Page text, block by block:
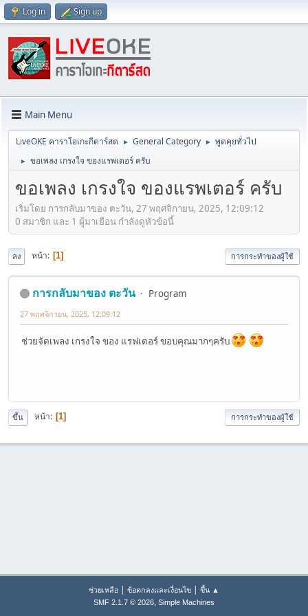
Log in Sign up
Main Menu
LiveOKE คาราโอเกะกีตาร์สด ► General Category ► พูดคุยทั่วไป
► ขอเพลง เกรงใจ ของแรพเตอร์ ครับ
ขอเพลง เกรงใจ ของแรพเตอร์ ครับ
เริ่มโดย การกลับมาของ ตะวัน, 27 พฤศจิกายน, 2025, 12:09:12
0 สมาชิก และ 1 ผู้มาเยือน กำลังดูหัวข้อนี้
ลง หน้า 1 การกระทำของผู้ใช้
การกลับมาของ ตะวัน Program
27 พฤศจิกายน, 2025, 12:09:12
ช่วยจัดเพลง เกรงใจ ของ แรฟเตอร์ ขอบคุณมากๆครับ
ขึ้น หน้า 1 การกระทำของผู้ใช้
ช่วยเหลือ | ข้อตกลงและเงื่อนไข | ขึ้น ▲
SMF 2.1.7 © 2026, Simple Machines